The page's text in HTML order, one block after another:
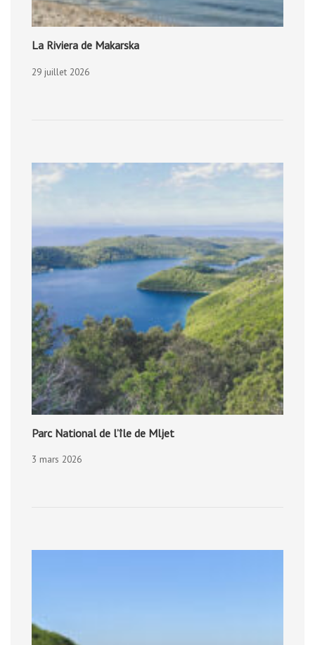
La Riviera de Makarska
29 juillet 2026
Parc National de l’île de Mljet
3 mars 2026